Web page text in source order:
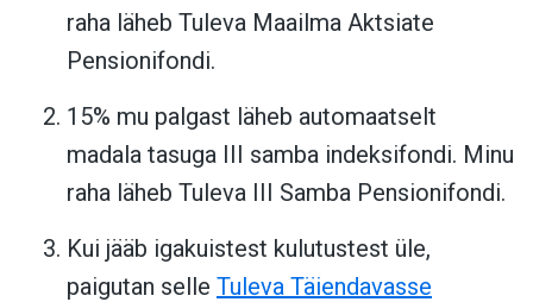
raha läheb Tuleva Maailma Aktsiate
Pensionifondi.
15% mu palgast läheb automaatselt
madala tasuga III samba indeksifondi. Minu
raha läheb Tuleva III Samba Pensionifondi.
Kui jääb igakuistest kulutustest üle,
paigutan selle Tuleva Täiendavasse